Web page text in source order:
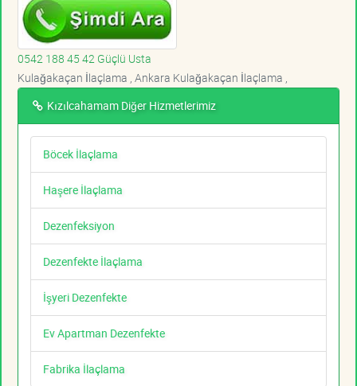
0542 188 45 42 Güçlü Usta
Kulağakaçan İlaçlama , Ankara Kulağakaçan İlaçlama ,
Kızılcahamam Diğer Hizmetlerimiz
Böcek İlaçlama
Haşere İlaçlama
Dezenfeksiyon
Dezenfekte İlaçlama
İşyeri Dezenfekte
Ev Apartman Dezenfekte
Fabrika İlaçlama